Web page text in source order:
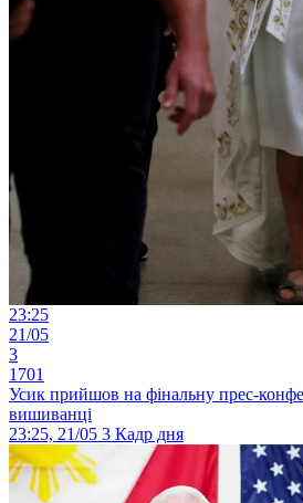
23:25
21/05
3
1701
Усик прийшов на фінальну прес-
вишиванці
23:25, 21/05 3 Кадр дня